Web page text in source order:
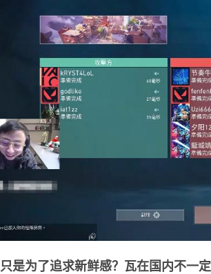
只是为了追求新鲜感？瓦在国内不一